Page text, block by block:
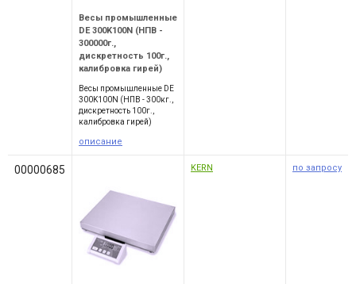
Весы промышленные
DE 300K100N (НПВ -
300000г.,
дискретность 100г.,
калибровка гирей)
Весы промышленные DE
300K100N (НПВ - 300кг.,
дискретность 100г.,
калибровка гирей)
описание
00000685 KERN по запросу